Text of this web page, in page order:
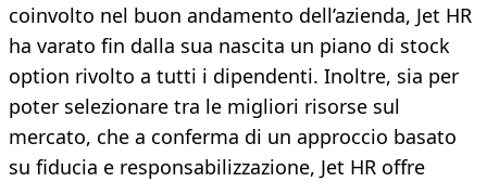
coinvolto nel buon andamento dell’azienda, Jet HR
ha varato fin dalla sua nascita un piano di stock
option rivolto a tutti i dipendenti. Inoltre, sia per
poter selezionare tra le migliori risorse sul
mercato, che a conferma di un approccio basato
su fiducia e responsabilizzazione, Jet HR offre